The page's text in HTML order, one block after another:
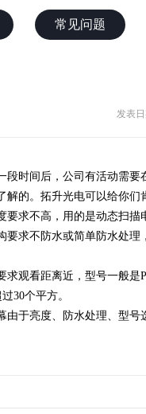
常见问题
发表
时间后，公司有活动需
解的。拓升光电可以给你
要求不高，用的是动态扫
要求不防水或简单防水处
观看距离近，型号一般是
30个平方。
于亮度、防水处理、型